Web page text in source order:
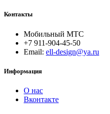
Контакты
Мобильный МТС
+7 911-904-45-50
Email: ell-design@ya.ru
Информация
О нас
Вконтакте